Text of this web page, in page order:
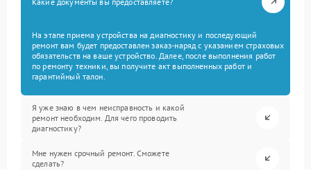
На этапе приема устройства на диагностику и последующий
ремонт вам будет предоставлен заказ-наряд с указанием страховых
обязательств на ваше устройство. Далее, после выполнения работ
по ремонту техники, вы получите акт выполненных работ и
гарантийный талон.
Я уже знаю в чем неисправность и какой
ремонт необходим. Для чего проводить
диагностику?
Мне нужен срочный ремонт. Сможете
сделать?